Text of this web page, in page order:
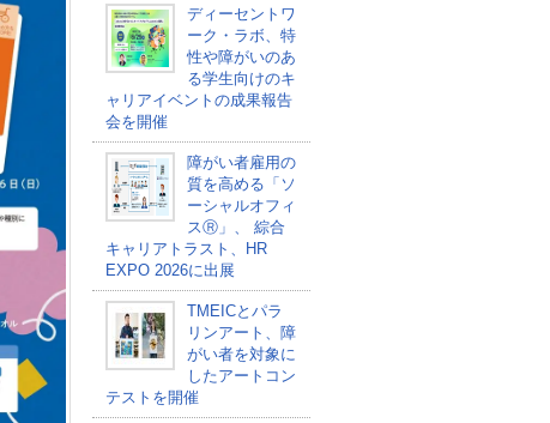
ディーセントワ
ーク・ラボ、特
性や障がいのあ
る学生向けのキ
ャリアイベントの成果報告
会を開催
障がい者雇用の
質を高める「ソ
ーシャルオフィ
スⓇ」、 綜合
キャリアトラスト、HR
EXPO 2026に出展
TMEICとパラ
リンアート、障
がい者を対象に
したアートコン
テストを開催